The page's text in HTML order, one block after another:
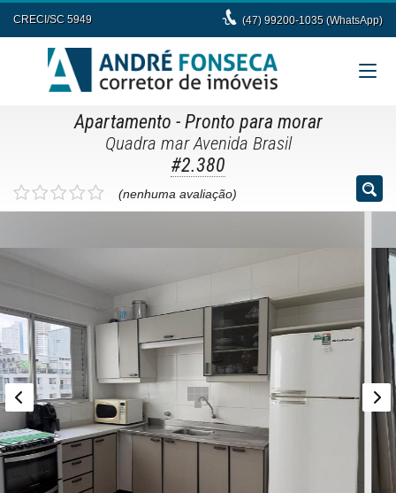
CRECI/SC 5949 (47) 99200-1035 (WhatsApp)
Apartamento - Pronto para morar
Quadra mar Avenida Brasil
#2.380
(nenhuma avaliação)